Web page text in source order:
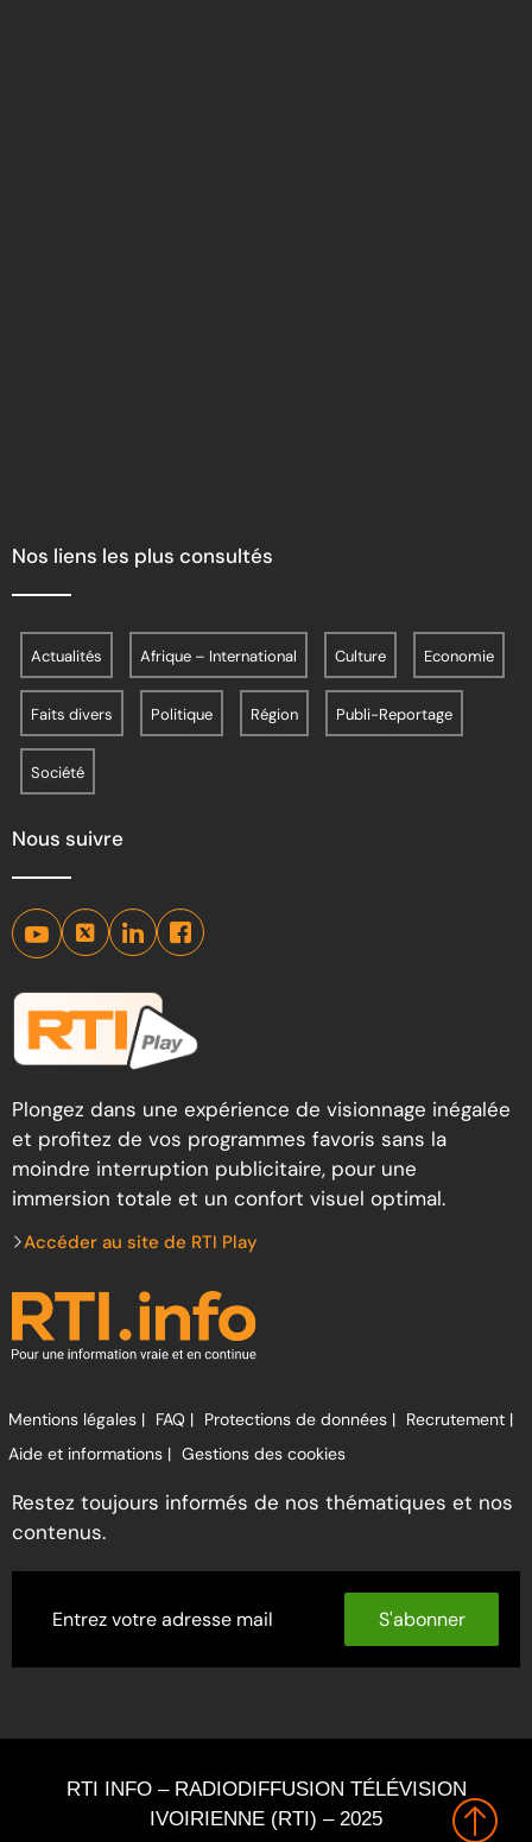
Nos liens les plus consultés
Actualités Afrique – International Culture Economie
Faits divers Politique Région Publi-Reportage
Société
Nous suivre
Plongez dans une expérience de visionnage inégalée
et profitez de vos programmes favoris sans la
moindre interruption publicitaire, pour une
immersion totale et un confort visuel optimal.
Accéder au site de RTI Play
Mentions légales | FAQ | Protections de données | Recrutement |
Aide et informations | Gestions des cookies
Restez toujours informés de nos thématiques et nos
contenus.
S'abonner
RTI INFO – RADIODIFFUSION TÉLÉVISION
IVOIRIENNE (RTI) – 2025